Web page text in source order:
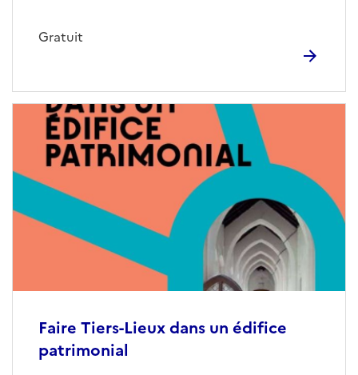
Gratuit
Faire Tiers-Lieux dans un édifice
patrimonial